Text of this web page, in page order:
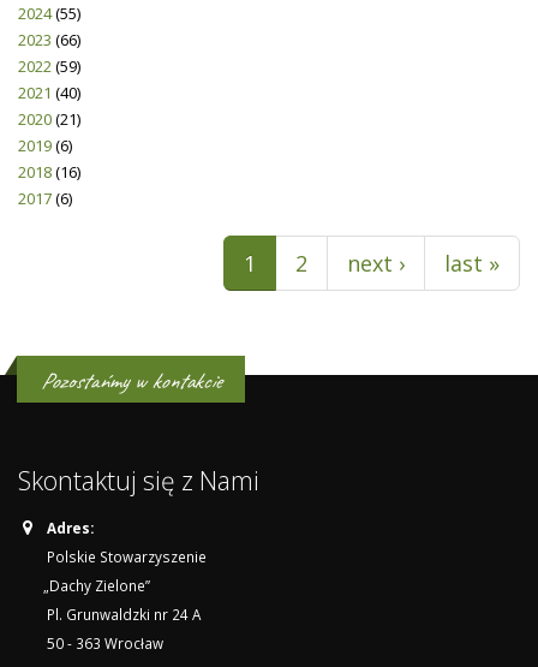
2024(55)
2023 (66)
2022(59)
2021 (40)
2020(21)
2019(6)
2018(16)
2017(6)
1 2 next › last »
Pozostańmy w kontakcie
Skontaktuj się z Nami
Adres:
Polskie Stowarzyszenie
„Dachy Zielone”
Pl. Grunwaldzki nr 24 A
50 - 363 Wrocław